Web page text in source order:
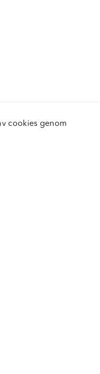
cookies genom